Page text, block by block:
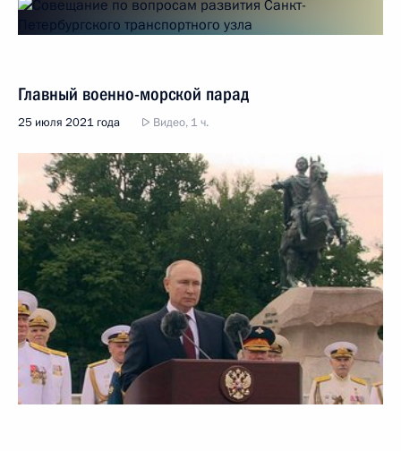
Главный военно-морской парад
25 июля 2021 года Видео, 1 ч.